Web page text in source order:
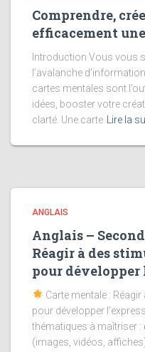
Comprendre,
efficacement
Introduction Vous vous
l’avalanche
cartes mentales sont
idées, booster votre
clarté. Une carte
Lire la
ANGLAIS
Anglais –
Réagir à des
pour développer
Carte mentale :
pour développer
thématiques à maîtriser :
(images, vidéos,